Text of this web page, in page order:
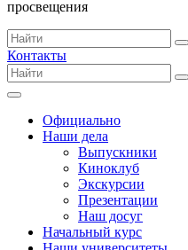
просвещения
Контакты
Официально
Наши дела
Выпускники
Киноклуб
Экскурсии
Презентации
Наш досуг
Начальный курс